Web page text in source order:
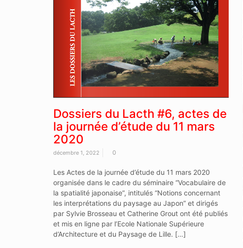
Dossiers du Lacth #6, actes de
la journée d’étude du 11 mars
2020
décembre 1, 2022 0
Les Actes de la journée d’étude du 11 mars 2020
organisée dans le cadre du séminaire “Vocabulaire de
la spatialité japonaise”, intitulés “Notions concernant
les interprétations du paysage au Japon” et dirigés
par Sylvie Brosseau et Catherine Grout ont été publiés
et mis en ligne par l’Ecole Nationale Supérieure
d’Architecture et du Paysage de Lille. […]